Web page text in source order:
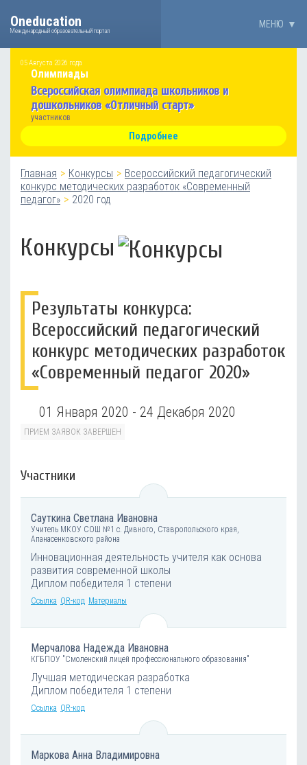
Oneducation
Международный образовательный портал
МЕНЮ ▼
05 Августа 2026 года
Олимпиады
Всероссийская олимпиада школьников и
дошкольников «Отличный старт»
участников
Подробнее
Главная Конкурсы
Всероссийский педагогический
конкурс методических разработок «Cовременный
педагог»
2020 год
Конкурсы
Результаты конкурса:
Всероссийский педагогический
конкурс методических разработок
«Cовременный педагог 2020»
01 Января 2020 - 24 Декабря 2020
ПРИЕМ ЗАЯВОК ЗАВЕРШЕН
Участники
Сауткина Светлана Ивановна
Учитель МКОУ СОШ №1 с. Дивного, Ставропольского края,
Апанасенковского района
Инновационная деятельность учителя как основа
развития современной школы
Диплом победителя 1 степени
Ссылка QR-код Материалы
Мерчалова Надежда Ивановна
КГБПОУ "Смоленский лицей профессионального образования"
Лучшая методическая разработка
Диплом победителя 1 степени
Ссылка QR-код
Маркова Анна Владимировна